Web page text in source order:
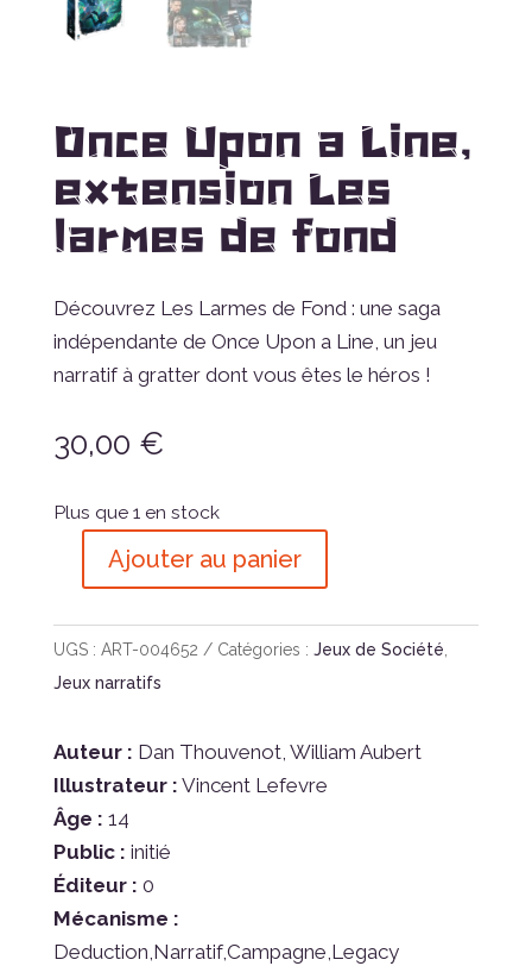
Once Upon a Line,
extension Les
larmes de fond
Découvrez Les Larmes de Fond : une saga
indépendante de Once Upon a Line, un jeu
narratif à gratter dont vous êtes le héros !
30,00 €
Plus que 1 en stock
quantité
Once
Upon
Line,
extension
Les
larmes
de
fond
Ajouter au panier
UGS : ART-004652 Catégories : Jeux de Société
Jeux narratifs
Auteur : Dan Thouvenot, William Aubert
Illustrateur : Vincent Lefevre
Âge : 14
Public : initié
Éditeur : 0
Mécanisme :
Deduction,Narratif,Campagne,Legacy